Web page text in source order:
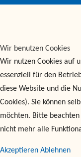
Wir benutzen Cookies
Wir nutzen Cookies auf
essenziell für den
diese Website und die
Cookies). Sie können
möchten. Bitte
nicht mehr alle
Akzeptieren Ablehnen